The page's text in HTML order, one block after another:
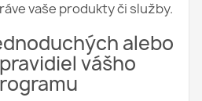
vaše produkty či služby.
alebo
vášho